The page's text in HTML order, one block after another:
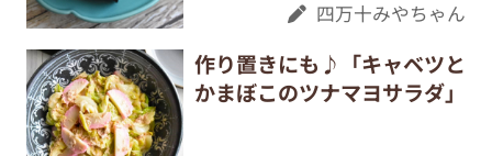
四万十みやちゃん
作り置きにも♪「キャベツと
かまぼこのツナマヨサラダ」